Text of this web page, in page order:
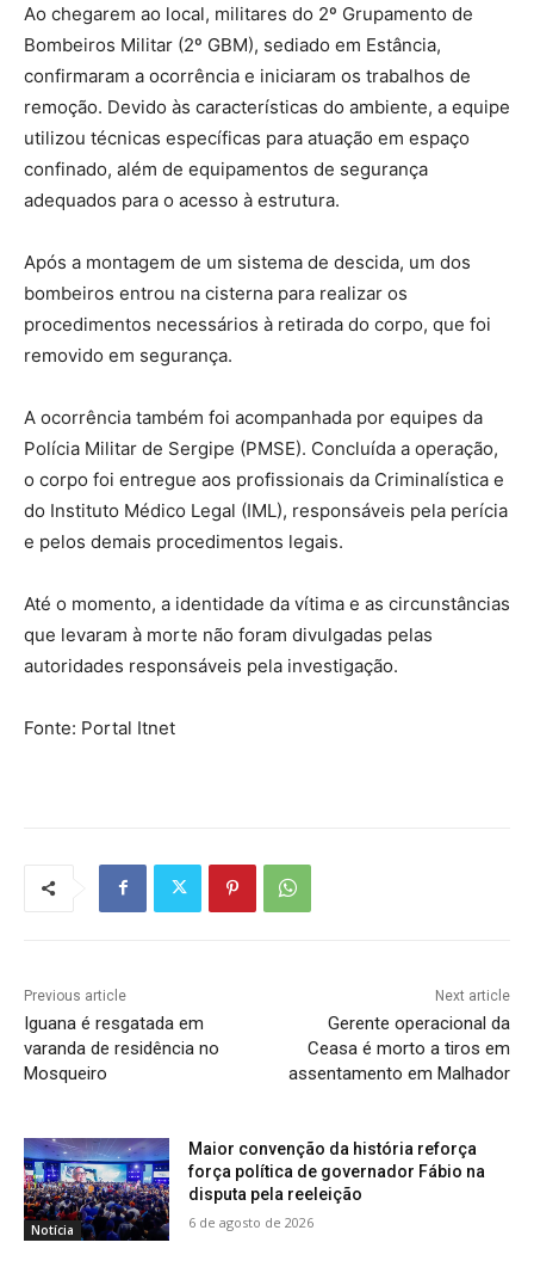
Ao chegarem ao local, militares do 2º Grupamento de
Bombeiros Militar (2º GBM), sediado em Estância,
confirmaram a ocorrência e iniciaram os trabalhos de
remoção. Devido às características do ambiente, a equipe
utilizou técnicas específicas para atuação em espaço
confinado, além de equipamentos de segurança
adequados para o acesso à estrutura.
Após a montagem de um sistema de descida, um dos
bombeiros entrou na cisterna para realizar os
procedimentos necessários à retirada do corpo, que foi
removido em segurança.
A ocorrência também foi acompanhada por equipes da
Polícia Militar de Sergipe (PMSE). Concluída a operação,
o corpo foi entregue aos profissionais da Criminalística e
do Instituto Médico Legal (IML), responsáveis pela perícia
e pelos demais procedimentos legais.
Até o momento, a identidade da vítima e as circunstâncias
que levaram à morte não foram divulgadas pelas
autoridades responsáveis pela investigação.
Fonte: Portal Itnet
Previous article
Iguana é resgatada em
varanda de residência no
Mosqueiro
Next article
Gerente operacional da
Ceasa é morto a tiros em
assentamento em Malhador
Notícia
Maior convenção da história reforça
força política de governador Fábio na
disputa pela reeleição
6 de agosto de 2026